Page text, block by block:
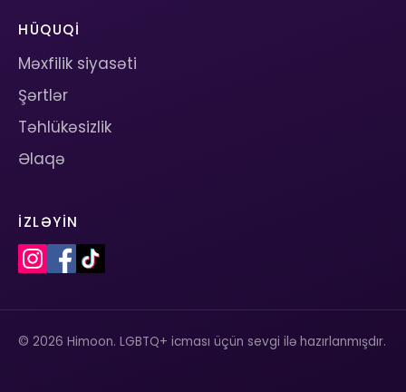
HÜQUQI
Məxfilik siyasəti
Şərtlər
Təhlükəsizlik
Əlaqə
İZLƏYIN
© 2026 Himoon. LGBTQ+ icması üçün sevgi ilə hazırlanmışdır.